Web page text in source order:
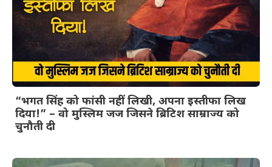
“भगत सिंह को फांसी नहीं लिखी, अपना इस्तीफा लिख
दिया!” – वो मुस्लिम जज जिसने ब्रिटिश साम्राज्य को
चुनौती दी